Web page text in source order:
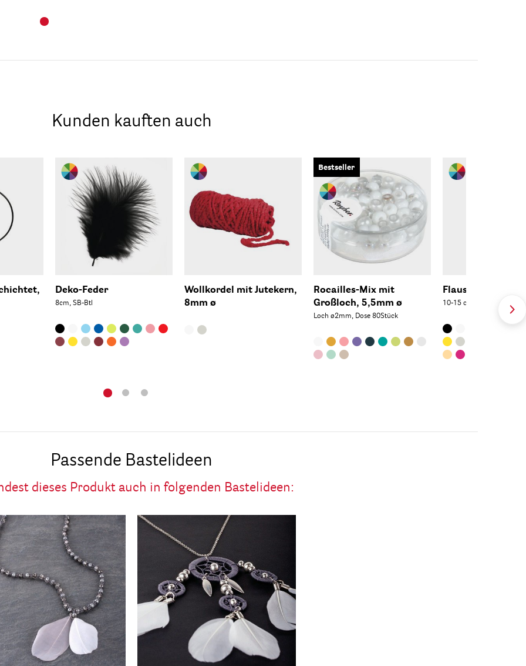
Kunden kauften auch
Deko-Feder
8cm, SB-Btl
Wollkordel mit Jutekern,
8mm ø
Bestseller
Rocailles-Mix mit
Großloch, 5,5mm ø
Loch ø2mm, Dose 80Stück
Flauschfeder
10-15 cm, SB-Btl. 15
Passende Bastelideen
dieses Produkt auch in folgenden Bastelideen: